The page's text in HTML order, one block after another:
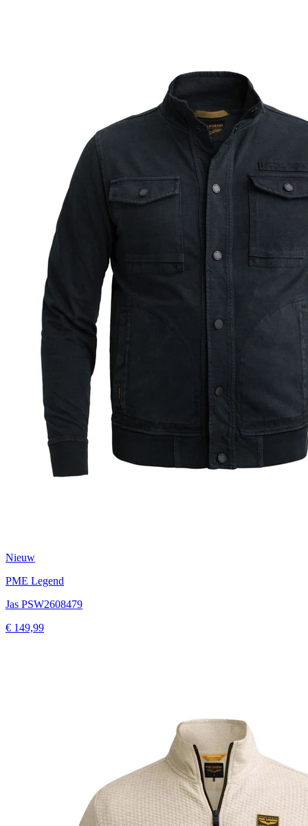
Nieuw
PME Legend
Jas PSW2608479
€ 149,99